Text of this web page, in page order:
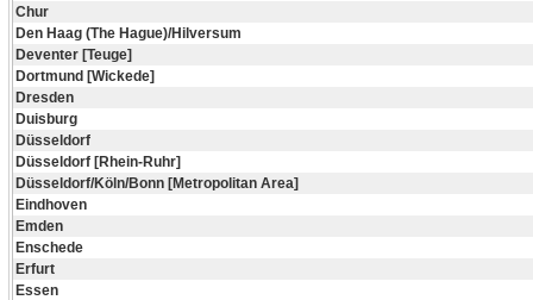
Chur
Den Haag (The Hague)/Hilversum
Deventer [Teuge]
Dortmund [Wickede]
Dresden
Duisburg
Düsseldorf
Düsseldorf [Rhein-Ruhr]
Düsseldorf/Köln/Bonn [Metropolitan Area]
Eindhoven
Emden
Enschede
Erfurt
Essen